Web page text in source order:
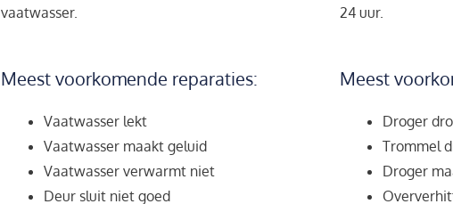
vaatwasser.
Meest voorkomende reparaties:
Vaatwasser lekt
Vaatwasser maakt geluid
Vaatwasser verwarmt niet
Deur sluit niet goed
24 uur.
Meest
Droger
Trommel
Droger